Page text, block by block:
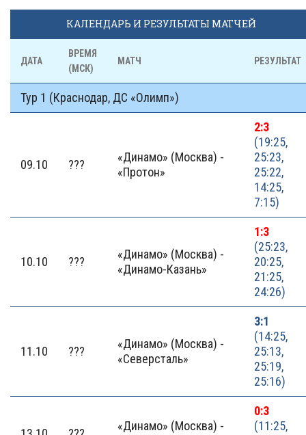
КАЛЕНДАРЬ И РЕЗУЛЬТАТЫ МАТЧЕЙ
ДАТА
ВРЕМЯ
(МСК)
МАТЧ РЕЗУЛЬТАТ
Тур 1 (Краснодар, ДС «Олимп»)
09.10 ???
«Динамо» (Москва) -
«Протон»
2:3
(19:25,
25:23,
25:22,
14:25,
7:15)
10.10 ???
«Динамо» (Москва) -
«Динамо-Казань»
1:3
(25:23,
20:25,
21:25,
24:26)
11.10 ???
«Динамо» (Москва) -
«Северсталь»
3:1
(14:25,
25:13,
25:19,
25:16)
«Динамо» (Москва) -
0:3
(11:25,